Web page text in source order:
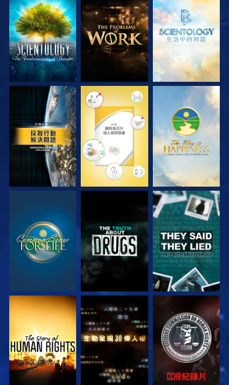
探索系列節目 探索系列節目 探索系列節目
觀看 觀看 觀看
觀看 觀看 觀看
觀看 觀看 觀看